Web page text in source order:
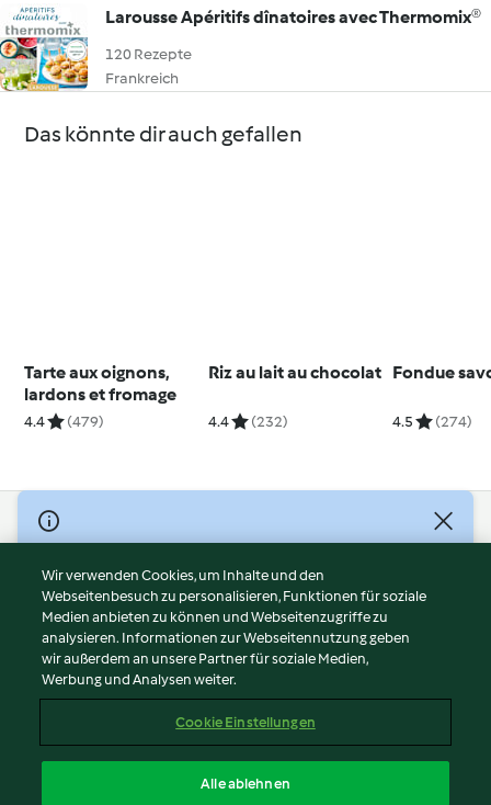
Larousse Apéritifs dînatoires avec Thermomix®
120 Rezepte
Frankreich
Das könnte dir auch gefallen
Tarte aux oignons,
lardons et fromage
4.4 (479)
Riz au lait au chocolat
4.4 (232)
Fondue
4.5 (274)
© Copyright 2026
Nutzungsbedingungen
Datenschutzrichtlinien
Disclaimer
Impressum
Cookies
Abo kündigen
Wir verwenden Cookies, um Inhalte und den
Webseitenbesuch zu personalisieren, Funktionen für soziale
Medien anbieten zu können und Webseitenzugriffe zu
analysieren. Informationen zur Webseitennutzung geben
wir außerdem an unsere Partner für soziale Medien,
Werbung und Analysen weiter.
Cookie Einstellungen
Alle ablehnen